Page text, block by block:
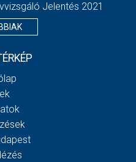
Jelentés 2021